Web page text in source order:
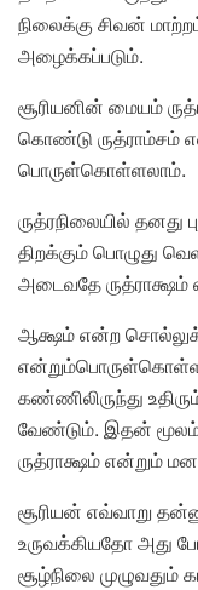
நிலைக்கு சிவன்
அழைக்கப்படும்.
சூரியனின் மையம்
கொண்டு ருத்ராம்சம்
பொருள்கொள்ளலாம்.
ருத்ரநிலையில்
திறக்கும் பொழுது
அடைவதே
ஆக்ஷம் என்ற
கண்ணிலிருந்து
வேண்டும். இதன்
ருத்ராக்ஷம் என்றும்
சூரியன் எவ்வாறு
உருவக்கியதோ அது
சூழ்நிலை முழுவதும்